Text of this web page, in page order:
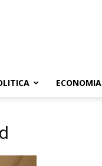
ECONOMIA